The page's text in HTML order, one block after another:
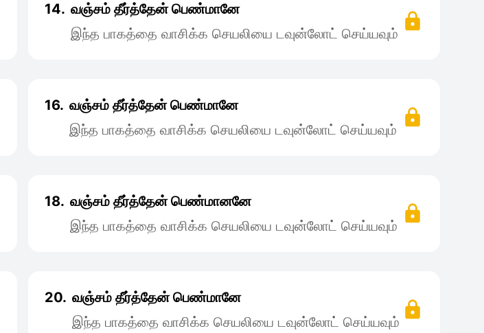
14. வஞ்சம் தீர்த்தேன் பெண்மானே
இந்த பாகத்தை வாசிக்க செயலியை டவுன்லோட் செய்யவும்
16. வஞ்சம் தீர்த்தேன் பெண்மானே
இந்த பாகத்தை வாசிக்க செயலியை டவுன்லோட் செய்யவும்
18. வஞ்சம் தீர்த்தேன் பெண்மானனே
இந்த பாகத்தை வாசிக்க செயலியை டவுன்லோட் செய்யவும்
20. வஞ்சம் தீர்த்தேன் பெண்மானே
இந்த பாகத்தை வாசிக்க செயலியை டவுன்லோட் செய்யவும்